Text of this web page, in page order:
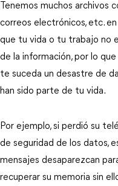
Tenemos muchos archivos
correos electrónicos, etc.
que tu vida o tu trabajo no
de la información, por lo
te suceda un desastre de
han sido parte de tu vida.
Por ejemplo, si perdió su
de seguridad de los datos,
mensajes desaparezcan
recuperar su memoria sin